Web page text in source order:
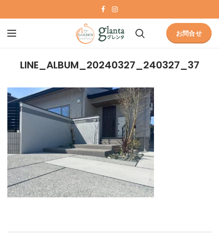
お問合せ
LINE_ALBUM_20240327_240327_37